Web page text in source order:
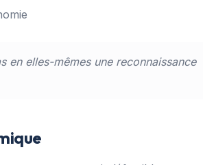
en elles-mêmes une reconnaissance